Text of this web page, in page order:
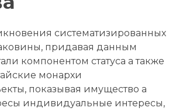
систематизированных
придавая данным
компонентом статуса а также
монархи
показывая имущество а
индивидуальные интересы,